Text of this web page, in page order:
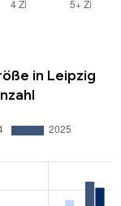
in Leipzig